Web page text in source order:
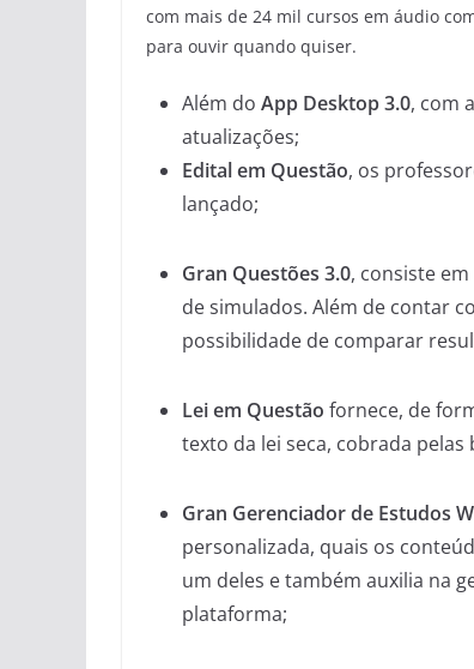
com mais de 24 mil cursos em áudio
para ouvir quando quiser.
Além do App Desktop 3.0, com
atualizações;
Edital em Questão, os
lançado;
Gran Questões 3.0, consiste
de simulados. Além de contar
possibilidade de comparar
Lei em Questão fornece, de
texto da lei seca, cobrada pelas
Gran Gerenciador de Estudos
personalizada, quais os
um deles e também auxilia na
plataforma;